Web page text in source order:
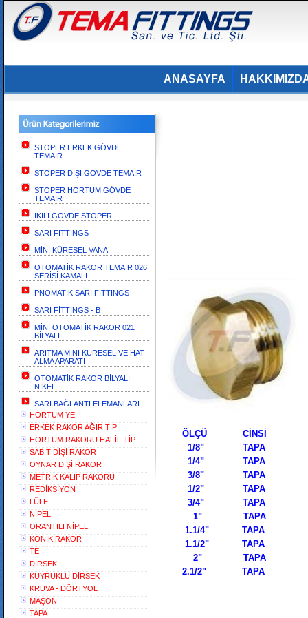
ANASAYFA
STOPER ERKEK GÖVDE
TEMAIR
STOPER DİŞİ GÖVDE TEMAIR
STOPER HORTUM GÖVDE
TEMAIR
İKİLİ GÖVDE STOPER
SARI FİTTİNGS
MİNİ KÜRESEL VANA
OTOMATİK RAKOR TEMAİR 026
SERİSİ KAMALI
PNÖMATİK SARI FİTTİNGS
SARI FİTTİNGS - B
MİNİ OTOMATİK RAKOR 021
BİLYALI
ARITMA MİNİ KÜRESEL VE HAT
ALMA APARATI
OTOMATİK RAKOR BİLYALI
NİKEL
SARI BAĞLANTI ELEMANLARI
HORTUM YE
ERKEK RAKOR AĞIR TİP
HORTUM RAKORU HAFİF TİP
SABİT DİŞİ RAKOR
OYNAR DİŞİ RAKOR
METRİK KALIP RAKORU
REDİKSİYON
LÜLE
NİPEL
ORANTILI NİPEL
KONİK RAKOR
TE
DİRSEK
KUYRUKLU DİRSEK
KRUVA - DÖRTYOL
MAŞON
TAPA
ÖLÇÜ
1/8" TAPA
1/4" TAPA
3/8" TAPA
1/2" TAPA
3/4" TAPA
1" TAPA
1.1/4" TAPA
1.1/2" TAPA
2" TAPA
2.1/2" TAPA